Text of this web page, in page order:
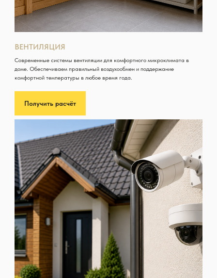
ВЕНТИЛЯЦИЯ
Современные системы вентиляции для комфортного микроклимата в
доме. Обеспечиваем правильный воздухообмен и поддержание
комфортной температуры в любое время года.
Получить расчёт